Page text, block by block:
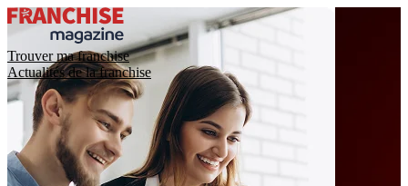
Trouver ma franchise
Actualités de la franchise